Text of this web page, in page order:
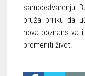
samoostvarenju.
pruža priliku da
nova poznanstva
promeniti život.